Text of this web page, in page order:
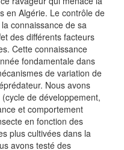
en Algérie. Le contrôle de
connaissance de sa
des différents facteurs
Cette connaissance
fondamentale dans
de variation de
Nous avons
de développement,
et comportement
en fonction des
plus cultivées dans la
avons testé des